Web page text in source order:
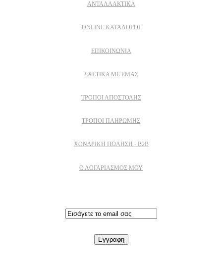
ΑΝΤΑΛΛΑΚΤΙΚΑ
ONLINE ΚΑΤΑΛΟΓΟΙ
ΕΠΙΚΟΙΝΩΝΙΑ
ΣΧΕΤΙΚΆ ΜΕ ΕΜΆΣ
ΤΡΌΠΟΙ ΑΠΟΣΤΟΛΉΣ
ΤΡΌΠΟΙ ΠΛΗΡΩΜΉΣ
ΧΟΝΔΡΙΚΉ ΠΏΛΗΣΗ - B2B
Ο ΛΟΓΑΡΙΑΣΜΟΣ ΜΟΥ